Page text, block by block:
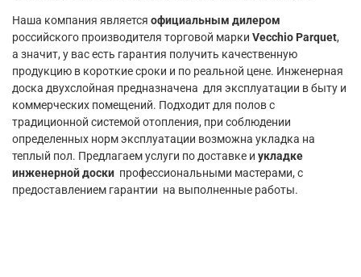
Наша компания является официальным дилером
российского производителя торговой марки Vecchio Parquet,
а значит, у вас есть гарантия получить качественную
продукцию в короткие сроки и по реальной цене. Инженерная
доска двухслойная предназначена для эксплуатации в быту и
коммерческих помещений. Подходит для полов с
традиционной системой отопления, при соблюдении
определенных норм эксплуатации возможна укладка на
теплый пол. Предлагаем услуги по доставке и укладке
инженерной доски профессиональными мастерами, с
предоставлением гарантии на выполненные работы.